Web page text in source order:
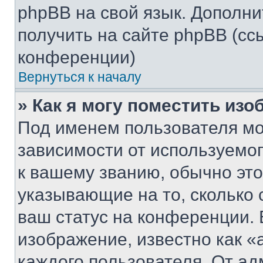
phpBB на свой язык.
получить на сайте phpBB
конференции)
Вернуться к началу
» Как я могу поместить
Под именем пользователя
зависимости от
к вашему званию, обычно это
указывающие на то,
ваш статус на
изображение, известно как